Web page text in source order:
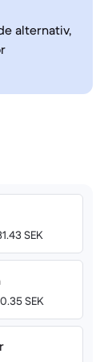
alternativ,
SEK
SEK